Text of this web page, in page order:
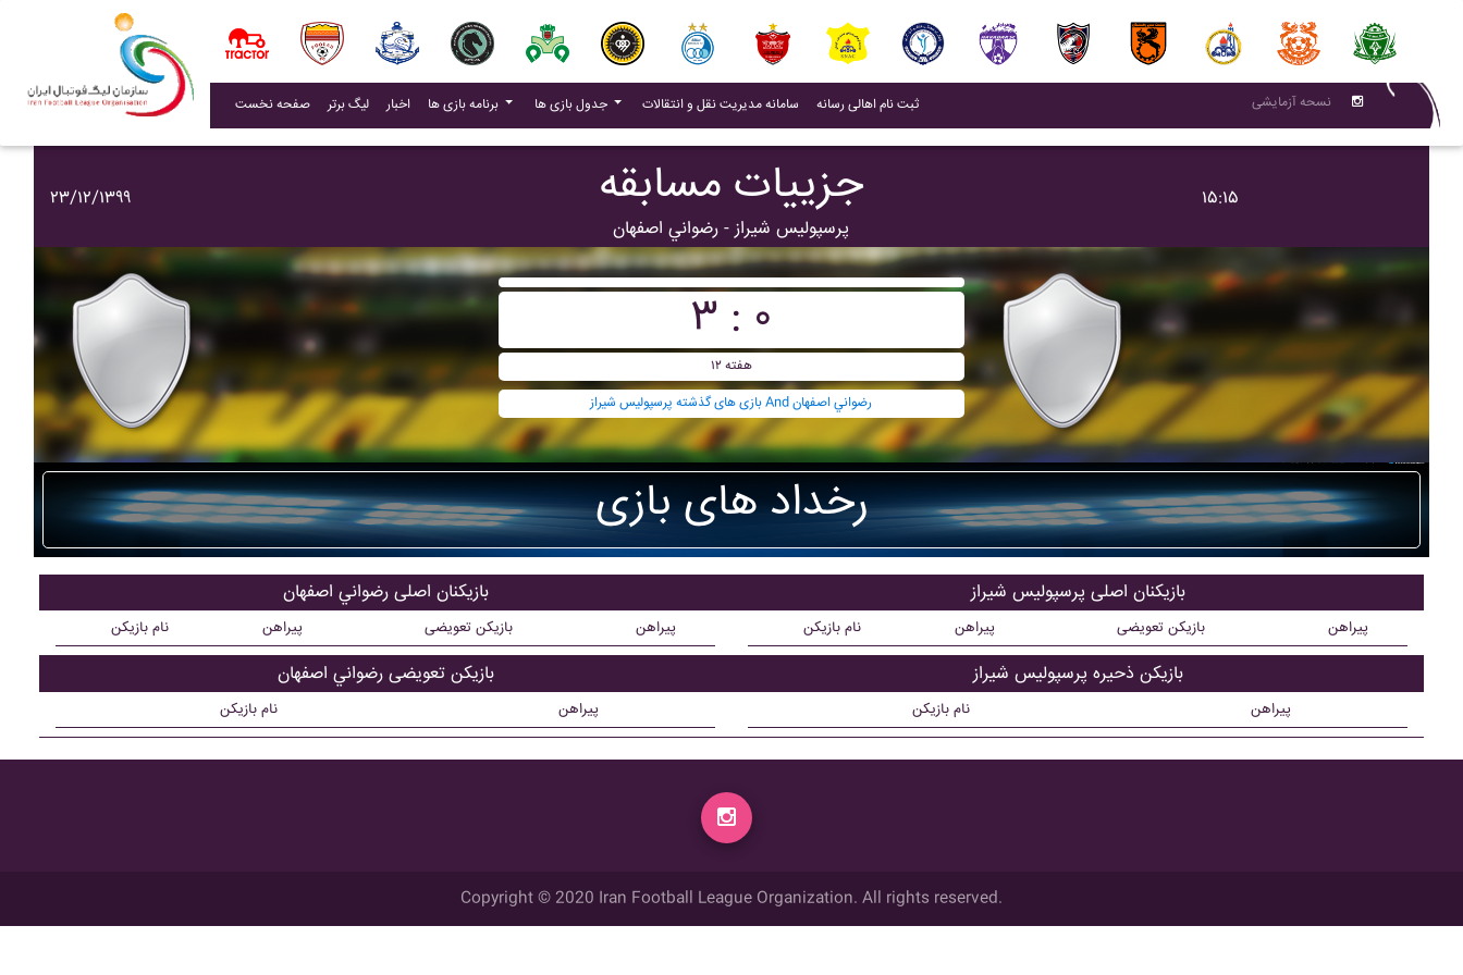
صفحه نخست لیگ برتر اخبار(current) برنامه بازی ها جدول بازی ها سامانه مدیریت نقل و انتقالات (current)
ثبت نام اهالی رسانه(current) نسحه آزمایشی
۲۳/۱۲/۱۳۹۹ جزییات مسابقه
پرسپوليس شيراز - رضواني اصفهان
۱۵:۱۵
۳ : ۰
هفته ۱۲
بازی های گذشته پرسپوليس شيراز And رضواني اصفهان
رخداد های بازی
بازیکنان اصلی رضواني اصفهان
نام بازیکن پیراهن بازیکن تعویضی پیراهن
بازیکن تعویضی رضواني اصفهان
نام بازیکن پیراهن
بازیکنان اصلی پرسپوليس شيراز
نام بازیکن پیراهن بازیکن تعویضی پیراهن
بازیکن ذحیره پرسپوليس شيراز
نام بازیکن پیراهن
Copyright © 2020 Iran Football League Organization. All rights reserved.